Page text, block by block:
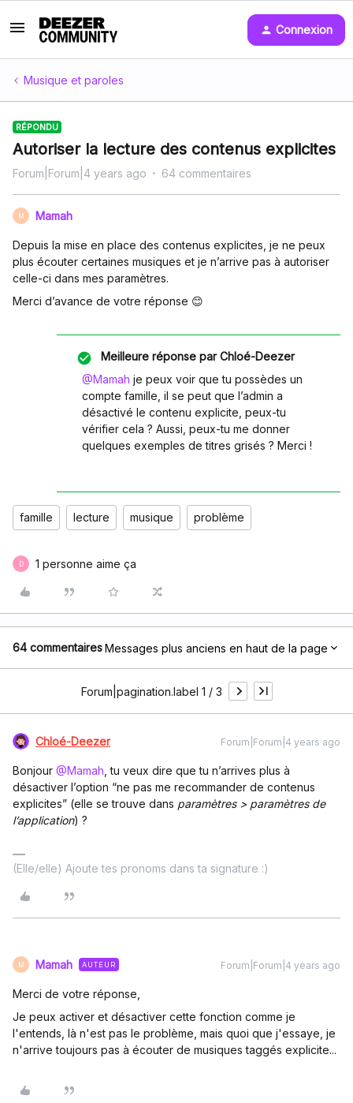
Connexion
Musique et paroles
RÉPONDU
Autoriser la lecture des contenus explicites
Forum|Forum|4 years ago 64 commentaires
M Mamah
Depuis la mise en place des contenus explicites, je ne peux
plus écouter certaines musiques et je n’arrive pas à autoriser
celle-ci dans mes paramètres.
Merci d’avance de votre réponse 😊
Meilleure réponse parChloé-Deezer
@Mamah je peux voir que tu possèdes un
compte famille, il se peut que l’admin a
désactivé le contenu explicite, peux-tu
vérifier cela ? Aussi, peux-tu me donner
quelques exemples de titres grisés ? Merci !
famille lecture musique problème
D 1 personne aime ça
64 commentairesMessages plus anciens en haut de la page
Forum|pagination.label 1 / 3
Chloé-Deezer Forum|Forum|4 years ago
Bonjour @Mamah , tu veux dire que tu n’arrives plus à
désactiver l’option “ne pas me recommander de contenus
explicites” (elle se trouve dans paramètres > paramètres de
l’application) ?
(Elle/elle) Ajoute tes pronoms dans ta signature :)
M Mamah AUTEUR Forum|Forum|4 years ago
Merci de votre réponse,
Je peux activer et désactiver cette fonction comme je
l'entends, là n'est pas le problème, mais quoi que j'essaye, je
n'arrive toujours pas à écouter de musiques taggés explicite...